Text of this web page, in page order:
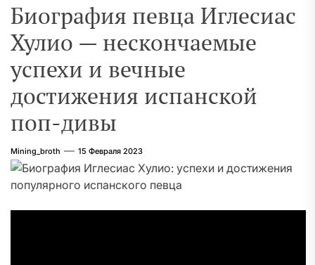
Биография певца Иглесиас
Хулио — нескончаемые
успехи и вечные
достижения испанской
поп-дивы
Mining_broth 15 Февраля 2023